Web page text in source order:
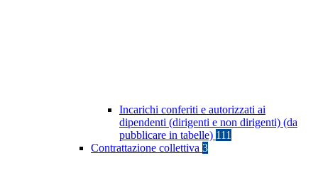
Incarichi conferiti e autorizzati ai
dipendenti (dirigenti e non dirigenti) (da
pubblicare in tabelle) 111
Contrattazione collettiva 3